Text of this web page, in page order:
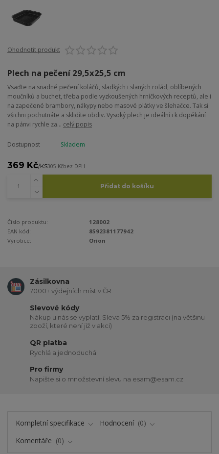
Ohodnotit produkt
Plech na pečení 29,5x25,5 cm
Vsaďte na snadné pečení koláčů, sladkých i slaných rolád, oblíbených
moučníků a buchet, třeba podle vyzkoušených hrníčkových receptů, ale i
na zapečené brambory, nákypy nebo masové plátky ve šlehačce. Tak si
všichni pochutnáte a sklidíte obdiv. Vysoký plech je ideální i k dopékání
na pánvi rychle za... celý popis
Dostupnost Skladem
369 Kč/KS305 Kčbez DPH
Přidat do košíku
Číslo produktu:
128002
EAN kód:
8592381177942
Výrobce:
Orion
Zásilkovna
7000+ výdejních míst v ČR
Slevové kódy
Nákup u nás se vyplatí! Sleva 5% za registraci (na většinu
zboží, které není již v akci)
QR platba
Rychlá a jednoduchá
Pro firmy
Napište si o množstevní slevu na esam@esam.cz
Kompletní specifikace Hodnocení
0
Komentáře
0